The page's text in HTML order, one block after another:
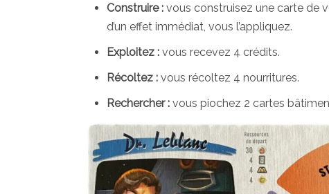
Construire : vous construisez une carte de
d’un effet immédiat, vous l’appliquez.
Exploitez : vous recevez 4 crédits.
Récoltez : vous récoltez 4 nourritures.
Rechercher : vous piochez 2 cartes